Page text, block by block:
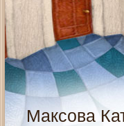
Максова